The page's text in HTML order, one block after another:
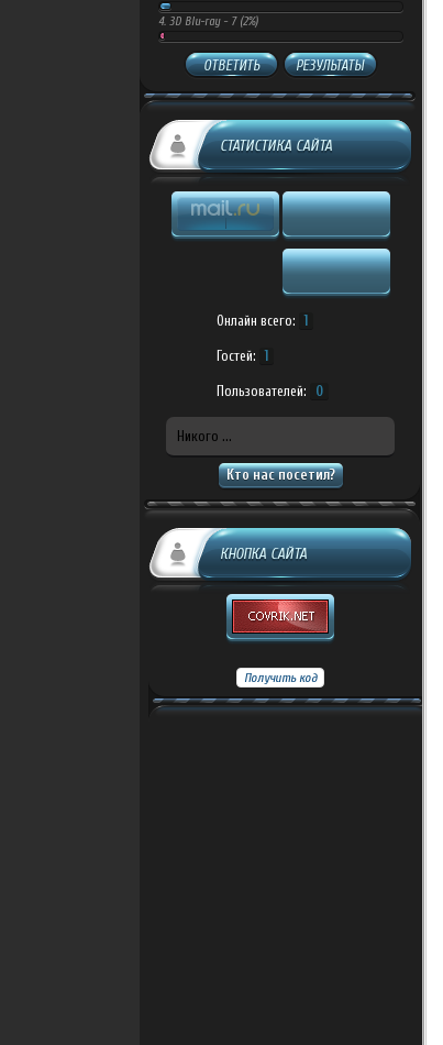
4. 3D Blu-ray - 7 (2%)
ОТВЕТИТЬ РЕЗУЛЬТАТЫ
СТАТИСТИКА САЙТА
Онлайн всего: 1
Гостей: 1
Пользователей: 0
Никого ...
Кто нас посетил?
КНОПКА САЙТА